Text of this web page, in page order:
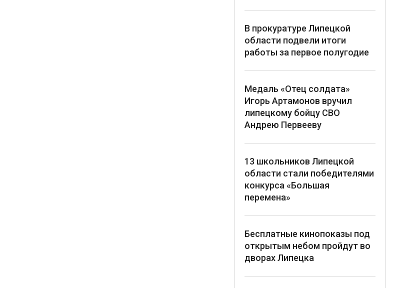
В прокуратуре Липецкой
области подвели итоги
работы за первое полугодие
Медаль «Отец солдата»
Игорь Артамонов вручил
липецкому бойцу СВО
Андрею Первееву
13 школьников Липецкой
области стали победителями
конкурса «Большая
перемена»
Бесплатные кинопоказы под
открытым небом пройдут во
дворах Липецка